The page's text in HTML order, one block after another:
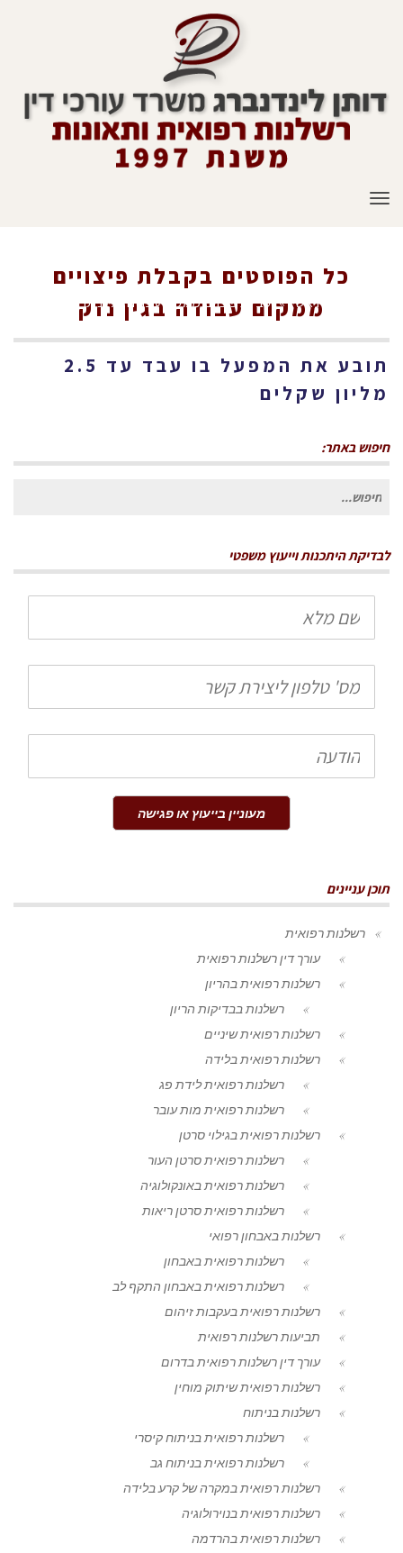
תפריט
ראשי » קבלת פיצויים ממקום עבודה בגין נזק
כל הפוסטים בקבלת פיצויים
ממקום עבודה בגין נזק
תובע את המפעל בו עבד עד 2.5
מליון שקלים
חיפוש באתר:
חיפוש
לבדיקת היתכנות וייעוץ משפטי
שם
מלא
טלפון
הודעה
מעוניין בייעוץ או פגישה
תוכן עניינים
רשלנות רפואית
עורך דין רשלנות רפואית
רשלנות רפואית בהריון
רשלנות בבדיקות הריון
רשלנות רפואית שיניים
רשלנות רפואית בלידה
רשלנות רפואית לידת פג
רשלנות רפואית מות עובר
רשלנות רפואית בגילוי סרטן
רשלנות רפואית סרטן העור
רשלנות רפואית באונקולוגיה
רשלנות רפואית סרטן ריאות
רשלנות באבחון רפואי
רשלנות רפואית באבחון
רשלנות רפואית באבחון התקף לב
רשלנות רפואית בעקבות זיהום
תביעות רשלנות רפואית
עורך דין רשלנות רפואית בדרום
רשלנות רפואית שיתוק מוחין
רשלנות בניתוח
רשלנות רפואית בניתוח קיסרי
רשלנות רפואית בניתוח גב
רשלנות רפואית במקרה של קרע בלידה
רשלנות רפואית בנוירולוגיה
רשלנות רפואית בהרדמה